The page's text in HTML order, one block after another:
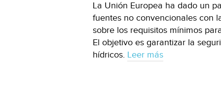
La Unión Europea ha dado un
fuentes no convencionales con
sobre los requisitos mínimos
El objetivo es garantizar la
hídricos. Leer más